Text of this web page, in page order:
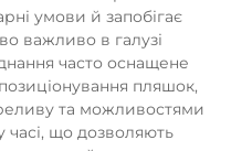
умови й запобігає
важливо в галузі
часто оснащене
пляшок,
та можливостями
часі, що дозволяють